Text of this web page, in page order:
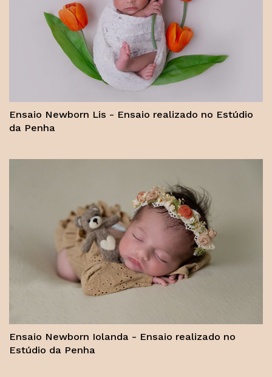
Ensaio Newborn Lis - Ensaio realizado no Estúdio
da Penha
Ensaio Newborn Iolanda - Ensaio realizado no
Estúdio da Penha